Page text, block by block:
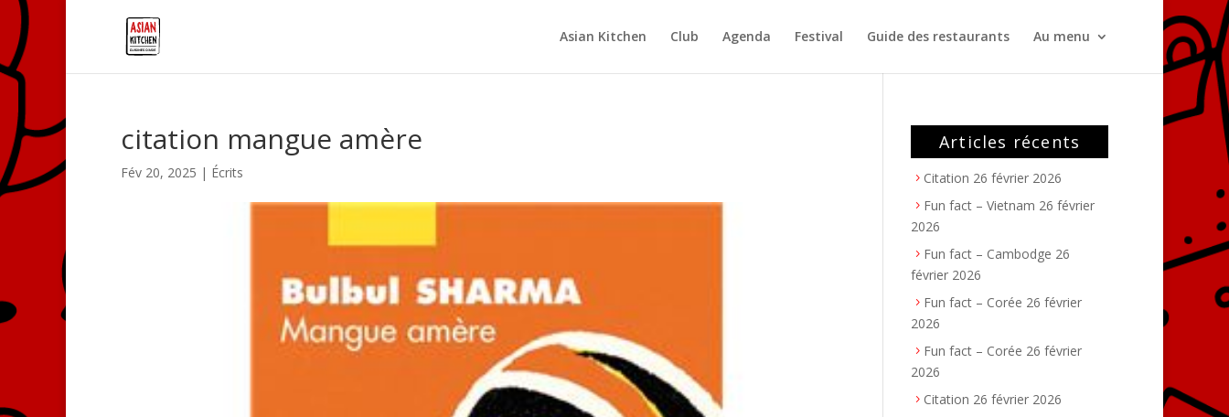
Asian Kitchen Club Agenda Festival Guide des restaurants Au menu
citation mangue amère
Fév 20, 2025 | Écrits
Articles récents
Citation 26 février 2026
Fun fact – Vietnam 26 février
2026
Fun fact – Cambodge 26
février 2026
Fun fact – Corée 26 février
2026
Fun fact – Corée 26 février
2026
Citation 26 février 2026